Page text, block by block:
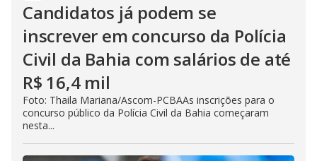
Candidatos já podem se
inscrever em concurso da Polícia
Civil da Bahia com salários de até
R$ 16,4 mil
Foto: Thaila Mariana/Ascom-PCBAAs inscrições para o
concurso público da Polícia Civil da Bahia começaram
nesta...